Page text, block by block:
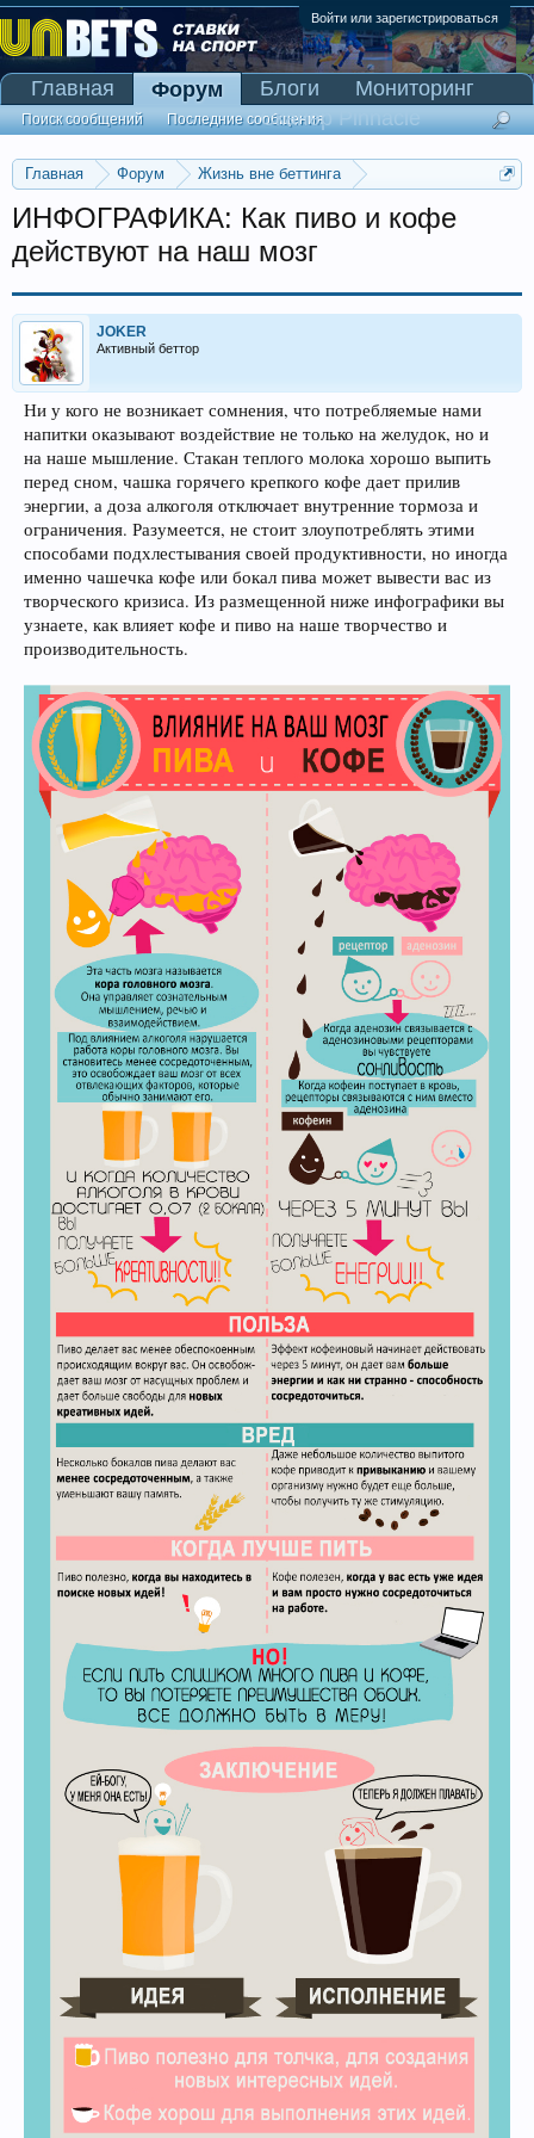
Войти или зарегистрироваться
Главная Форум
Жизнь вне беттинга
ИНФОГРАФИКА: Как пиво и кофе
действуют на наш мозг
JOKER
Активный беттор
Ни у кого не возникает сомнения, что потребляемые нами
напитки оказывают воздействие не только на желудок, но и
на наше мышление. Стакан теплого молока хорошо выпить
перед сном, чашка горячего крепкого кофе дает прилив
энергии, а доза алкоголя отключает внутренние тормоза и
ограничения. Разумеется, не стоит злоупотреблять этими
способами подхлестывания своей продуктивности, но иногда
именно чашечка кофе или бокал пива может вывести вас из
творческого кризиса. Из размещенной ниже инфографики вы
узнаете, как влияет кофе и пиво на наше творчество и
производительность.
Главная Форум
Поиск сообщений Последние сообщения
Блоги
Мониторинг
Сканер Pinnacle